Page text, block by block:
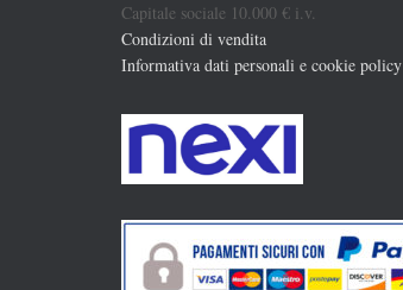
Capitale sociale 10.000 € i.v.
Condizioni di vendita
Informativa dati personali e cookie policy